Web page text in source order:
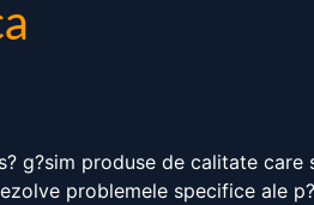
g?sim produse de calitate
problemele specifice ale